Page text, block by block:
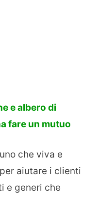
e albero di
fare un mutuo
che viva e
aiutare i clienti
e generi che